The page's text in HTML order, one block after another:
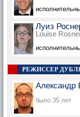
Луиз
Louise
РЕЖИССЕР
Александр
было 35 лет